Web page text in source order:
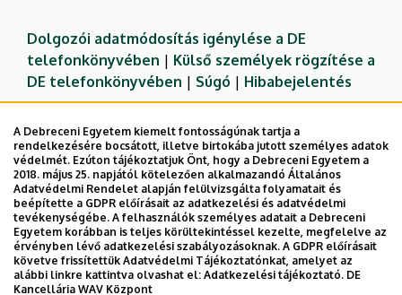
Dolgozói adatmódosítás igénylése a DE
telefonkönyvében | Külső személyek rögzítése a
DE telefonkönyvében | Súgó | Hibabejelentés
Adatvédelem
Adatvédelem
A Debreceni Egyetem kiemelt fontosságúnak tartja a
rendelkezésére bocsátott, illetve birtokába jutott személyes adatok
védelmét. Ezúton tájékoztatjuk Önt, hogy a Debreceni Egyetem a
2018. május 25. napjától kötelezően alkalmazandó Általános
Adatvédelmi Rendelet alapján felülvizsgálta folyamatait és
beépítette a GDPR előírásait az adatkezelési és adatvédelmi
tevékenységébe. A felhasználók személyes adatait a Debreceni
Egyetem korábban is teljes körültekintéssel kezelte, megfelelve az
érvényben lévő adatkezelési szabályozásoknak. A GDPR előírásait
követve frissítettük Adatvédelmi Tájékoztatónkat, amelyet az
alábbi linkre kattintva olvashat el: Adatkezelési tájékoztató. DE
Kancellária WAV Központ